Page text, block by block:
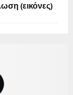
(εικόνες)